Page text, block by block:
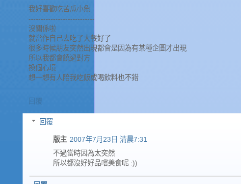
我好喜歡吃苦瓜小魚
---------------------------
沒關係啦
就當作自己去吃了大餐好了
很多時候朋友突然出現都會是因為有某種企圖才出現
所以我都會饒過對方
換個心境
想一想有人陪我吃飯或喝飲料也不錯
回覆
回覆
版主 2007年7月23日 清晨7:31
不過當時因為太突然
所以都沒好好品嚐美食呢 :))